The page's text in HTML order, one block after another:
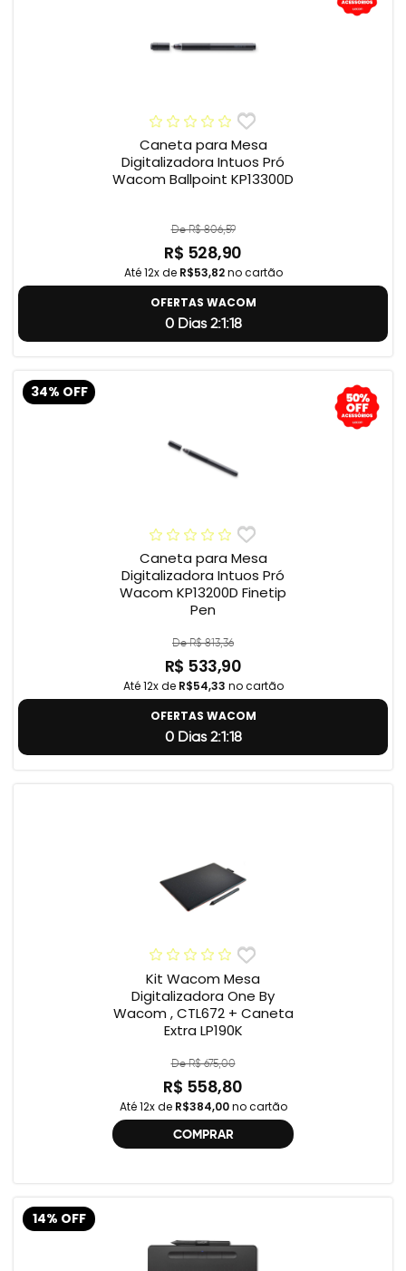
Caneta para Mesa
Digitalizadora Intuos Pró
Wacom Ballpoint KP13300D
De R$ 806,59
R$ 528,90
Até 12x de R$53,82no cartão
OFERTAS WACOM
0 Dias 2:1:17
34% OFF
Caneta para Mesa
Digitalizadora Intuos Pró
Wacom KP13200D Finetip
Pen
De R$ 813,36
R$ 533,90
Até 12x de R$54,33 no cartão
OFERTAS WACOM
0 Dias 2:1:17
Kit Wacom Mesa
Digitalizadora One By
Wacom , CTL672 + Caneta
Extra LP190K
De R$ 675,00
R$ 558,80
Até 12x de R$384,00no cartão
COMPRAR
14% OFF